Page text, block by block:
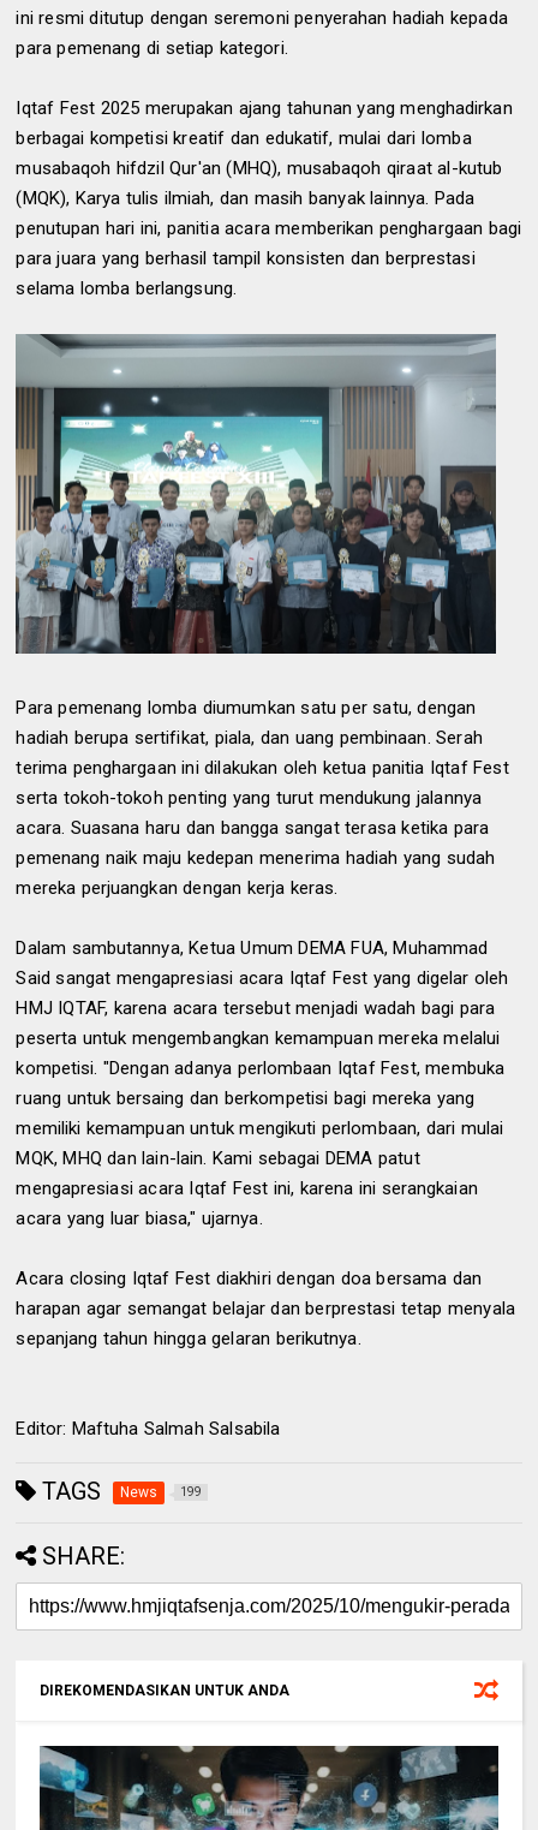
ini resmi ditutup dengan seremoni penyerahan hadiah kepada
para pemenang di setiap kategori.
Iqtaf Fest 2025 merupakan ajang tahunan yang menghadirkan
berbagai kompetisi kreatif dan edukatif, mulai dari lomba
musabaqoh hifdzil Qur'an (MHQ), musabaqoh qiraat al-kutub
(MQK), Karya tulis ilmiah, dan masih banyak lainnya. Pada
penutupan hari ini, panitia acara memberikan penghargaan bagi
para juara yang berhasil tampil konsisten dan berprestasi
selama lomba berlangsung.
Para pemenang lomba diumumkan satu per satu, dengan
hadiah berupa sertifikat, piala, dan uang pembinaan. Serah
terima penghargaan ini dilakukan oleh ketua panitia Iqtaf Fest
serta tokoh-tokoh penting yang turut mendukung jalannya
acara. Suasana haru dan bangga sangat terasa ketika para
pemenang naik maju kedepan menerima hadiah yang sudah
mereka perjuangkan dengan kerja keras.
Dalam sambutannya, Ketua Umum DEMA FUA, Muhammad
Said sangat mengapresiasi acara Iqtaf Fest yang digelar oleh
HMJ IQTAF, karena acara tersebut menjadi wadah bagi para
peserta untuk mengembangkan kemampuan mereka melalui
kompetisi. "Dengan adanya perlombaan Iqtaf Fest, membuka
ruang untuk bersaing dan berkompetisi bagi mereka yang
memiliki kemampuan untuk mengikuti perlombaan, dari mulai
MQK, MHQ dan lain-lain. Kami sebagai DEMA patut
mengapresiasi acara Iqtaf Fest ini, karena ini serangkaian
acara yang luar biasa," ujarnya.
Acara closing Iqtaf Fest diakhiri dengan doa bersama dan
harapan agar semangat belajar dan berprestasi tetap menyala
sepanjang tahun hingga gelaran berikutnya.
Editor: Maftuha Salmah Salsabila
TAGS News 199
SHARE:
DIREKOMENDASIKAN UNTUK ANDA